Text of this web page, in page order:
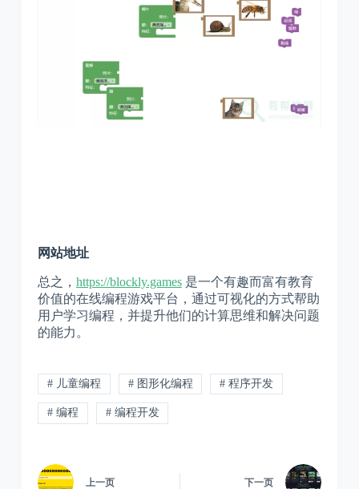
网站地址
总之， https://blockly.games是一个有趣而富有教育
价值的在线编程游戏平台，通过可视化的方式帮助
用户学习编程，并提升他们的计算思维和解决问题
的能力。
# 儿童编程 # 图形化编程 # 程序开发
# 编程 # 编程开发
上一页 下一页